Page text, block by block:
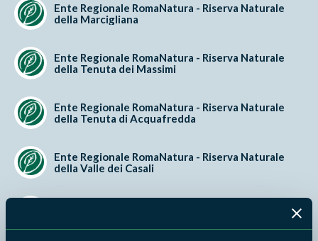
Ente Regionale RomaNatura - Riserva Naturale
della Marcigliana
Ente Regionale RomaNatura - Riserva Naturale
della Tenuta dei Massimi
Ente Regionale RomaNatura - Riserva Naturale
della Tenuta di Acquafredda
Ente Regionale RomaNatura - Riserva Naturale
della Valle dei Casali